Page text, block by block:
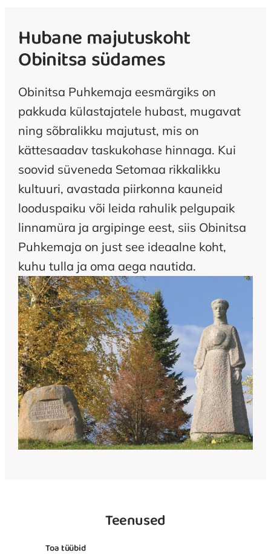
Hubane majutuskoht
Obinitsa südames
Obinitsa Puhkemaja eesmärgiks on
pakkuda külastajatele hubast, mugavat
ning sõbralikku majutust, mis on
kättesaadav taskukohase hinnaga. Kui
soovid süveneda Setomaa rikkalikku
kultuuri, avastada piirkonna kauneid
looduspaiku või leida rahulik pelgupaik
linnamüra ja argipinge eest, siis Obinitsa
Puhkemaja on just see ideaalne koht,
kuhu tulla ja oma aega nautida.
Teenused
Toa tüübid